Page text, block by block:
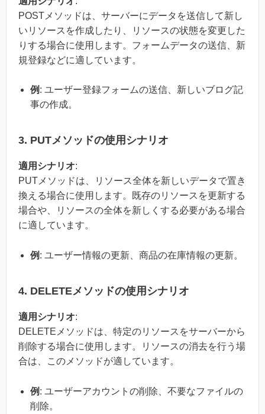
POSTメソッドは、サーバーにデータを送信して新し
いリソースを作成したり、リソースの状態を変更した
りする場合に使用します。フォームデータの送信、新
規登録などに適しています。
例 : ユーザー登録フォームの送信、新しいブログ記
事の作成。
3. PUTメソッドの使用シナリオ
適用シナリオ:
PUTメソッドは、リソース全体を新しいデータで置き
換える場合に使用します。既存のリソースを更新する
場合や、リソースの全体を新しくする必要がある場合
に適しています。
例 : ユーザー情報の更新、商品の在庫情報の更新。
4. DELETEメソッドの使用シナリオ
適用シナリオ:
DELETEメソッドは、特定のリソースをサーバーから
削除する場合に使用します。リソースの消去を行う場
合は、このメソッドが適しています。
例 : ユーザーアカウントの削除、不要なファイルの
削除。